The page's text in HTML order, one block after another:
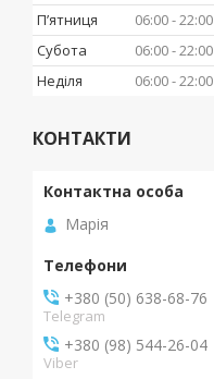
Пʼятниця
06:00 22:00
Субота
06:00 22:00
Неділя
06:00 22:00
КОНТАКТИ
Марія
+380 (50) 638-68-76
Telegram
+380 (98) 544-26-04
Viber